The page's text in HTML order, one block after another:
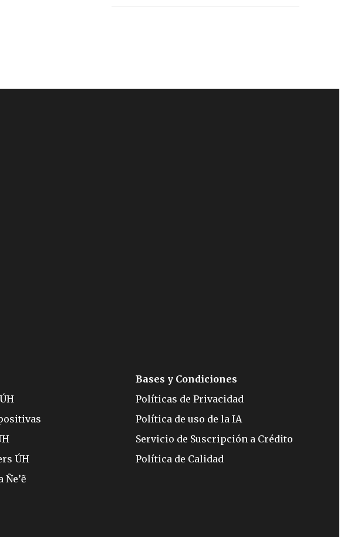
ÚH
Ñe’ẽ
Bases y Condiciones
Políticas de Privacidad
Política de uso de la IA
Servicio de Suscripción a Crédito
Política de Calidad